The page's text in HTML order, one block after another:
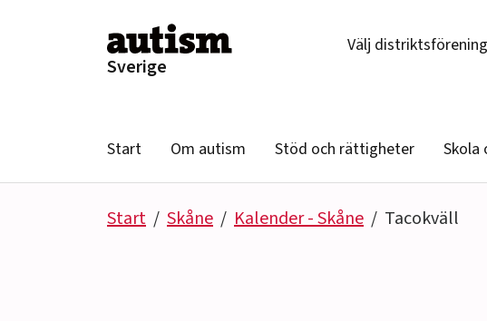
Sverige
Välj distriktsförening
Start Om autism Stöd och rättigheter Skola
Start Skåne Kalender - Skåne Tacokväll